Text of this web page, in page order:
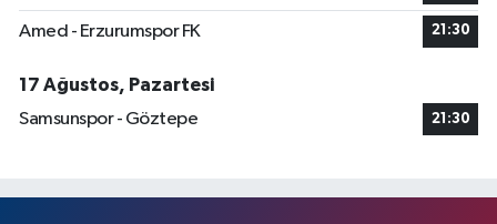
Amed - Erzurumspor FK 21:30
17 Ağustos, Pazartesi
Samsunspor - Göztepe
21:30